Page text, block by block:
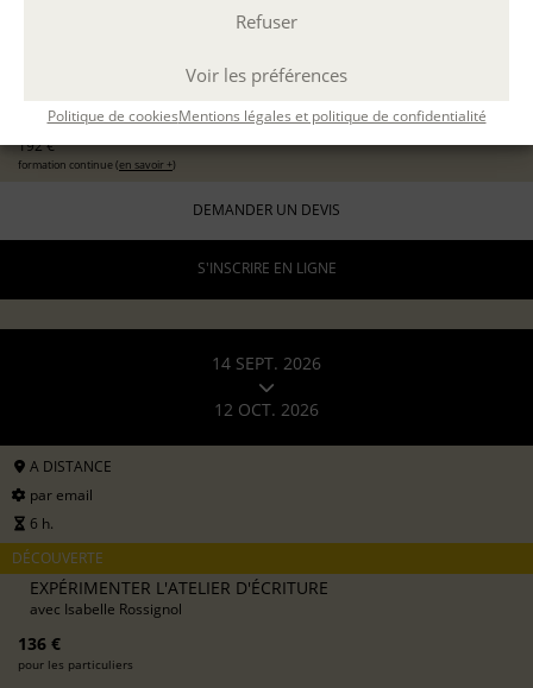
Refuser
Voir les préférences
Politique de cookiesMentions légales et politique de confidentialité
EXPÉRIMENTER L'ATELIER D'ÉCRITURE
pour les particuliers
192 €
formation continue (en savoir +)
DEMANDER UN DEVIS
S'INSCRIRE EN LIGNE
14 SEPT. 2026
12 OCT. 2026
A DISTANCE
par email
6 h.
DÉCOUVERTE
EXPÉRIMENTER L'ATELIER D'ÉCRITURE
avec Isabelle Rossignol
136 €
pour les particuliers